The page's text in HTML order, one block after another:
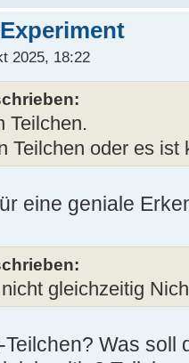
2025, 18:22
Teilchen.
Teilchen oder es ist
eine geniale
gleichzeitig
Was soll